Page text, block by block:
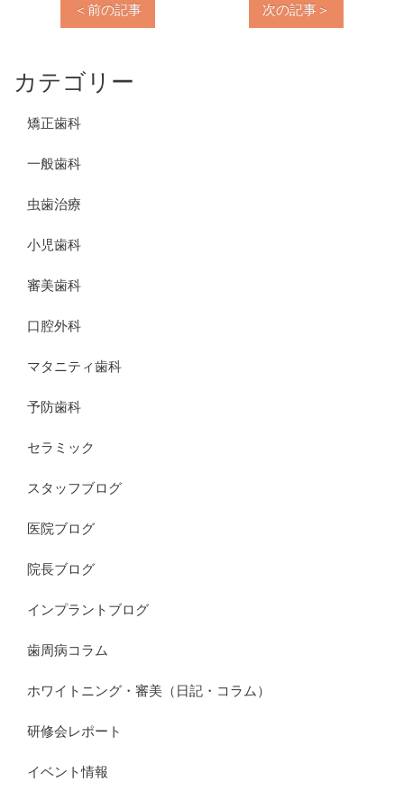
＜前の記事 次の記事＞
カテゴリー
矯正歯科
一般歯科
虫歯治療
小児歯科
審美歯科
口腔外科
マタニティ歯科
予防歯科
セラミック
スタッフブログ
医院ブログ
院長ブログ
インプラントブログ
歯周病コラム
ホワイトニング・審美（日記・コラム）
研修会レポート
イベント情報